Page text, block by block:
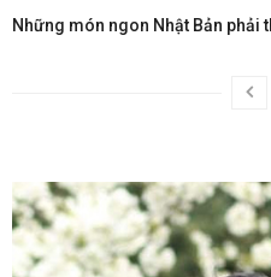
Những món ngon Nhật Bản phải